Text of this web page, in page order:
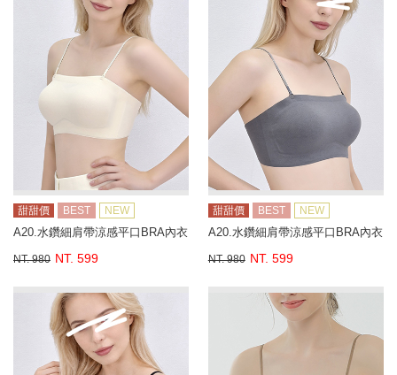
甜甜價 BEST NEW
A20.水鑽細肩帶涼感平口BRA內衣
NT. 980 NT. 599
甜甜價 BEST NEW
A20.水鑽細肩帶涼感平口BRA內衣
NT. 980 NT. 599